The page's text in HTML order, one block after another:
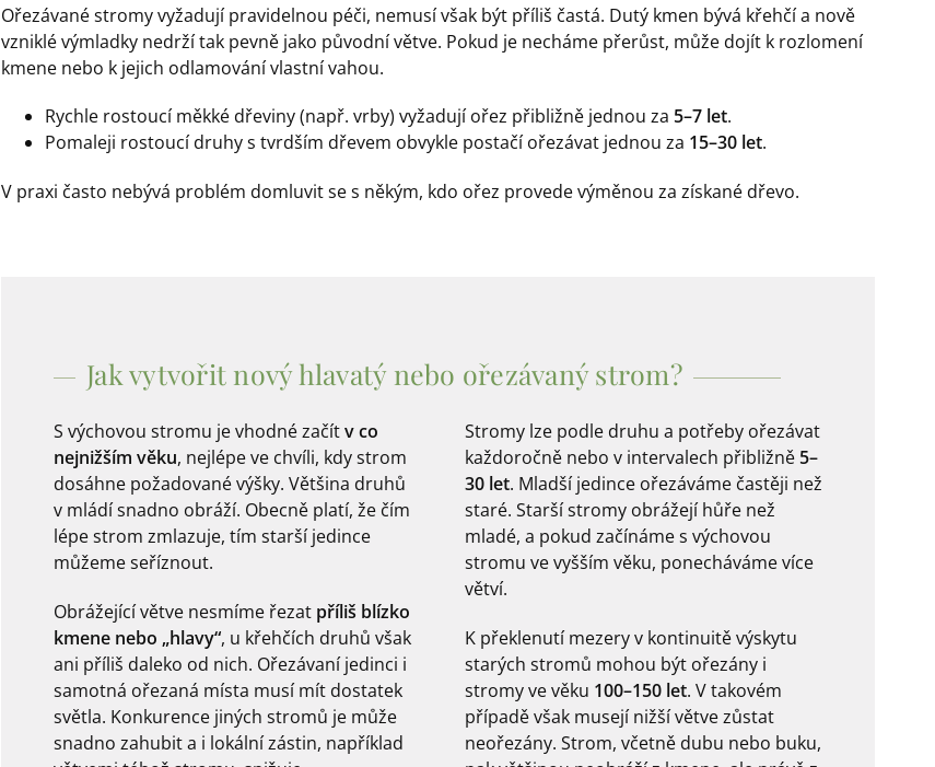
Ořezávané stromy vyžadují pravidelnou péči, nemusí však být příliš častá. Dutý kmen bývá křehčí a nově
vzniklé výmladky nedrží tak pevně jako původní větve. Pokud je necháme přerůst, může dojít k rozlomení
kmene nebo k jejich odlamování vlastní vahou.
Rychle rostoucí měkké dřeviny (např. vrby) vyžadují ořez přibližně jednou za 5–7 let.
Pomaleji rostoucí druhy s tvrdším dřevem obvykle postačí ořezávat jednou za 15–30 let.
V praxi často nebývá problém domluvit se s někým, kdo ořez provede výměnou za získané dřevo.
Jak vytvořit nový hlavatý nebo ořezávaný strom?
S výchovou stromu je vhodné začítv co
nejnižším věku, nejlépe ve chvíli, kdy strom
dosáhne požadované výšky. Většina druhů
v mládí snadno obráží. Obecně platí, že čím
lépe strom zmlazuje, tím starší jedince
můžeme seříznout.
Obrážející větve nesmíme řezat příliš blízko
kmene nebo „hlavy“, u křehčích druhů však
ani příliš daleko od nich. Ořezávaní jedinci i
samotná ořezaná místa musí mít dostatek
světla. Konkurence jiných stromů je může
snadno zahubit a i lokální zástin, například
Stromy lze podle druhu a potřeby ořezávat
každoročně nebo v intervalech přibližně 5–
30 let. Mladší jedince ořezáváme častěji než
staré. Starší stromy obrážejí hůře než
mladé, a pokud začínáme s výchovou
stromu ve vyšším věku, ponecháváme více
větví.
K překlenutí mezery v kontinuitě výskytu
starých stromů mohou být ořezány i
stromy ve věku 100–150 let. V takovém
případě však musejí nižší větve zůstat
neořezány. Strom, včetně dubu nebo buku,